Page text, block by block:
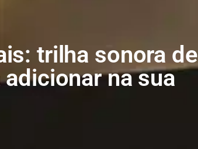
trilha sonora de
adicionar na sua